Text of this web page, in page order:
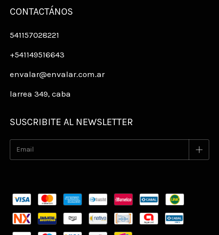
CONTACTÁNOS
541157028221
+541149516643
envalar@envalar.com.ar
larrea 349, caba
SUSCRIBITE AL NEWSLETTER